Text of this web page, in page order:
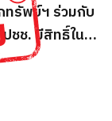
รัพย์ฯ ร่วมกับ
ชช. มีสิทธิ์ใน
บาท